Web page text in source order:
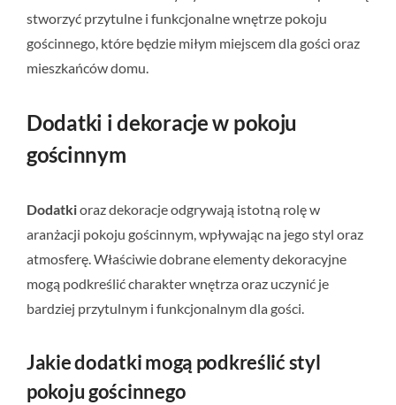
stworzyć przytulne i funkcjonalne wnętrze pokoju
gościnnego, które będzie miłym miejscem dla gości oraz
mieszkańców domu.
Dodatki i dekoracje w pokoju
gościnnym
Dodatkioraz dekoracje odgrywają istotną rolę w
aranżacji pokoju gościnnym, wpływając na jego styl oraz
atmosferę. Właściwie dobrane elementy dekoracyjne
mogą podkreślić charakter wnętrza oraz uczynić je
bardziej przytulnym i funkcjonalnym dla gości.
Jakie dodatki mogą podkreślić styl
pokoju gościnnego